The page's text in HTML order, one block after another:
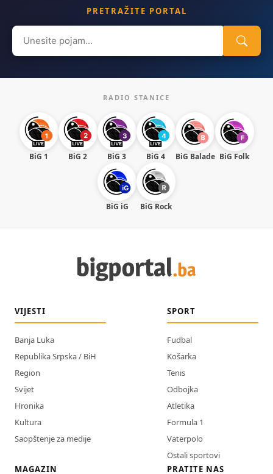
PRETRAŽITE PORTAL
Search
for:
RADIO STANICE
BiG 1 BiG 2 BiG 3 BiG 4 BiG Balade BiG Folk
BiG iG BiG Rock
VIJESTI
Banja Luka
Republika Srpska / BiH
Region
Svijet
Hronika
Kultura
Saopštenje za medije
SPORT
Fudbal
Košarka
Tenis
Odbojka
Atletika
Formula 1
Vaterpolo
Ostali sportovi
MAGAZIN
PRATITE NAS